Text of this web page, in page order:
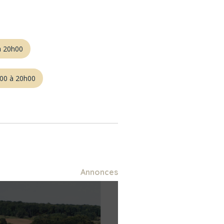
20h00
à 20h00
Annonces